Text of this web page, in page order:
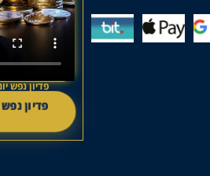
פדיון נפש
פדיון